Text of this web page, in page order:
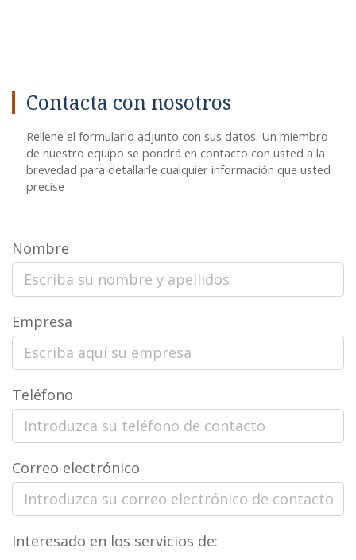
Contacta con nosotros
Rellene el formulario adjunto con sus datos. Un miembro
de nuestro equipo se pondrá en contacto con usted a la
brevedad para detallarle cualquier información que usted
precise
Nombre
Empresa
Teléfono
Correo electrónico
Interesado en los servicios de: